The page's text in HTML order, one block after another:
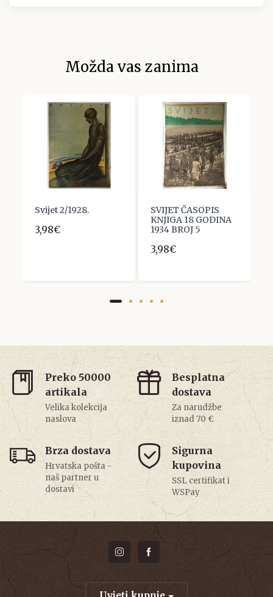
Možda vas zanima
Svijet 2/1928.
3,98€
SVIJET ČASOPIS
KNJIGA 18 GODINA
1934 BROJ 5
3,98€
Preko 50000
artikala
Velika kolekcija
naslova
Besplatna
dostava
Za narudžbe
iznad 70 €
Brza dostava
Hrvatska pošta -
naš partner u
dostavi
Sigurna
kupovina
SSL certifikat i
WSPay